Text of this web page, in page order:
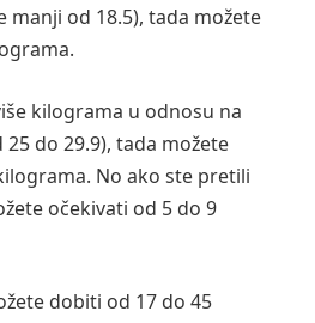
manji od 18.5), tada možete
kilograma u odnosu na
do 29.9), tada možete
No ako ste pretili
očekivati od 5 do 9
dobiti od 17 do 45